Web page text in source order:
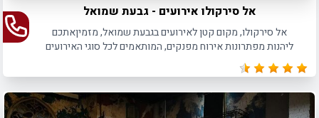
אל סירקולו אירועים - גבעת שמואל
אל סירקולו, מקום קטן לאירועים בגבעת שמואל, מזמיןאתכם
ליהנות מפתרונות אירוח מפנקים, המותאמים לכל סוגי האירועים